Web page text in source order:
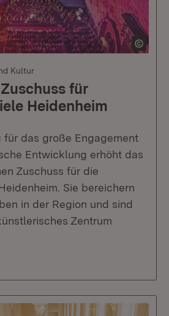
Kultur
für
Heidenheim
für das große Engagement
Entwicklung erhöht das
Zuschuss für die
Sie bereichern
in der Region und sind
Zentrum